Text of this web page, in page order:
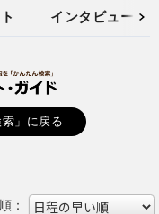
インタビュー
」に戻る
：